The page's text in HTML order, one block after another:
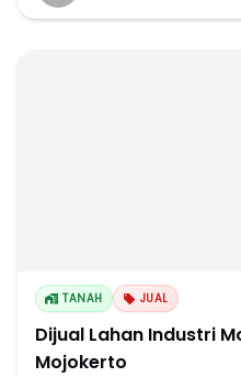
TANAH JUAL
Dijual Lahan Industri
Mojokerto